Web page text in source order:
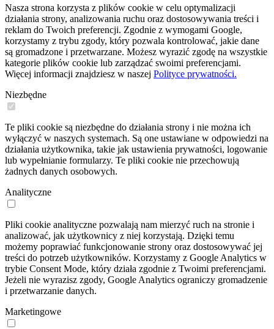
Nasza strona korzysta z plików cookie w celu optymalizacji
działania strony, analizowania ruchu oraz dostosowywania treści i
reklam do Twoich preferencji. Zgodnie z wymogami Google,
korzystamy z trybu zgody, który pozwala kontrolować, jakie dane
są gromadzone i przetwarzane. Możesz wyrazić zgodę na wszystkie
kategorie plików cookie lub zarządzać swoimi preferencjami.
Więcej informacji znajdziesz w naszej Polityce prywatności.
Niezbędne
Te pliki cookie są niezbędne do działania strony i nie można ich
wyłączyć w naszych systemach. Są one ustawiane w odpowiedzi na
działania użytkownika, takie jak ustawienia prywatności, logowanie
lub wypełnianie formularzy. Te pliki cookie nie przechowują
żadnych danych osobowych.
Analityczne
Pliki cookie analityczne pozwalają nam mierzyć ruch na stronie i
analizować, jak użytkownicy z niej korzystają. Dzięki temu
możemy poprawiać funkcjonowanie strony oraz dostosowywać jej
treści do potrzeb użytkowników. Korzystamy z Google Analytics w
trybie Consent Mode, który działa zgodnie z Twoimi preferencjami.
Jeżeli nie wyrazisz zgody, Google Analytics ograniczy gromadzenie
i przetwarzanie danych.
Marketingowe